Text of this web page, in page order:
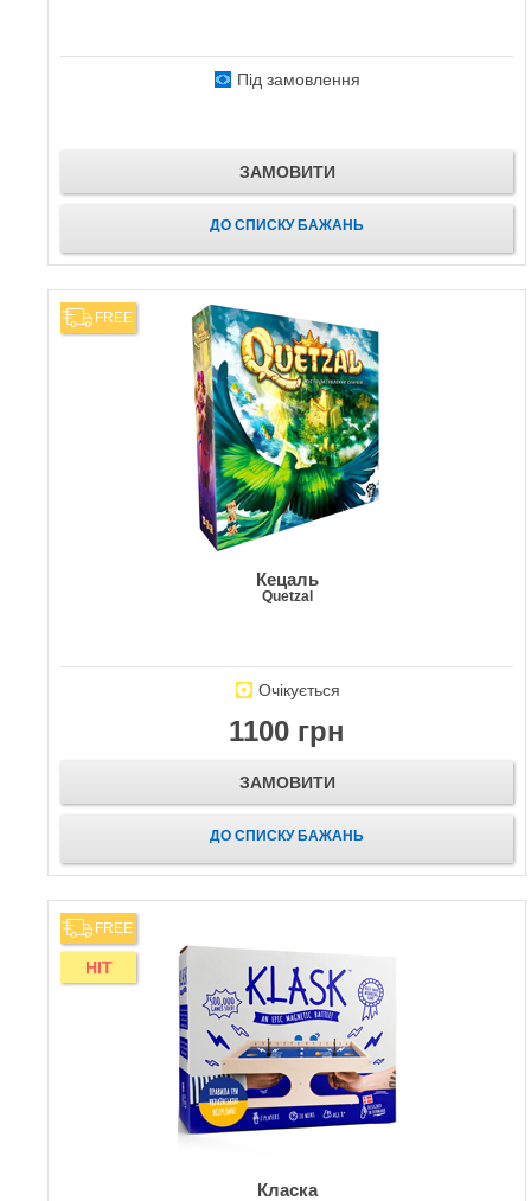
Під замовлення
ЗАМОВИТИ
ДО СПИСКУ БАЖАНЬ
FREE
Кецаль
Quetzal
Очікується
1100 грн
ЗАМОВИТИ
ДО СПИСКУ БАЖАНЬ
FREE
HIT
Класка